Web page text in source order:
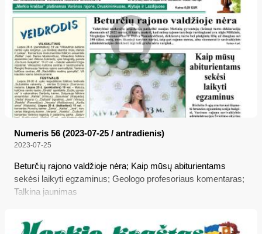
Numeris 56 (2023-07-25 / antradienis)
2023-07-25
Beturčių rajono valdžioje nėra; Kaip mūsų abiturientams
sekėsi laikyti egzaminus; Geologo profesoriaus komentaras;
Talkina jaunimas